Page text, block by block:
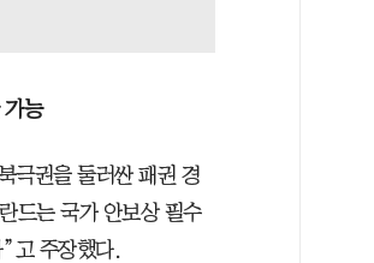
능
극권을 둘러싼 패권 경
드는 국가 안보상 필수
고 주장했다.